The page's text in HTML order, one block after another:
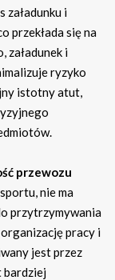
załadunku i
przekłada się na
załadunek i
ryzyko
istotny atut,
przewozu
nie ma
przytrzymywania
pracy i
jest przez
bardziej